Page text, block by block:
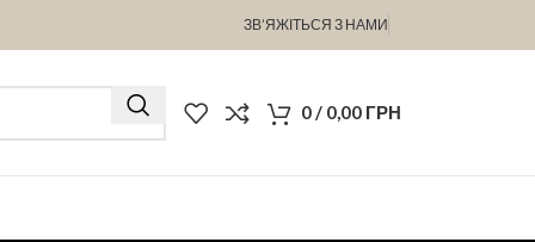
ЗВ’ЯЖІТЬСЯ З НАМИ
0/ 0,00 ГРН